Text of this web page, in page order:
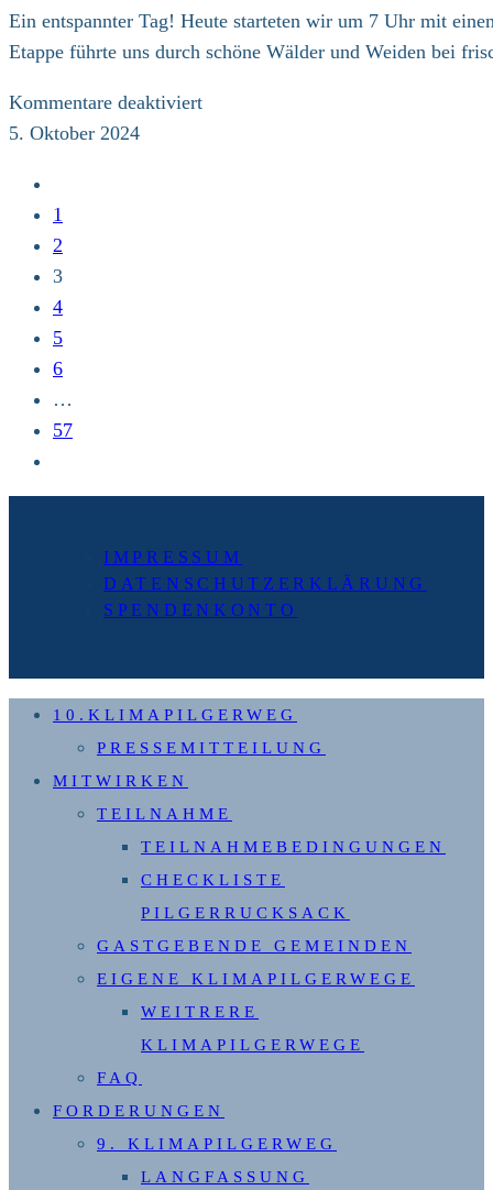
Ein entspannter Tag! Heute starteten wir um 7 Uhr mit
Etappe führte uns durch schöne Wälder und Weiden bei
Kommentare deaktiviertfür
5. Oktober 2024
vorherigen
Seite
1
2
3
4
5
6
…
57
nächsten
IMPRESSUM
DATENSCHUTZERKLÄRUNG
SPENDENKONTO
10.KLIMAPILGERWEG
PRESSEMITTEILUNG
MITWIRKEN
TEILNAHME
TEILNAHMEBEDINGUNGEN
CHECKLISTE
PILGERRUCKSACK
GASTGEBENDE GEMEINDEN
EIGENE KLIMAPILGERWEGE
WEITRERE
KLIMAPILGERWEGE
FAQ
FORDERUNGEN
9. KLIMAPILGERWEG
LANGFASSUNG